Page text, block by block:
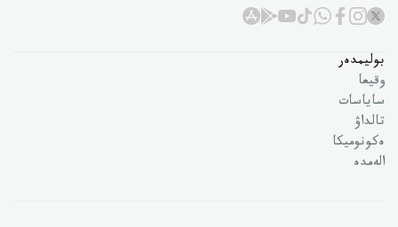
بوليمدەر
وقيعا
ساياسات
تالداۋ
ەكونوميكا
الەمدە